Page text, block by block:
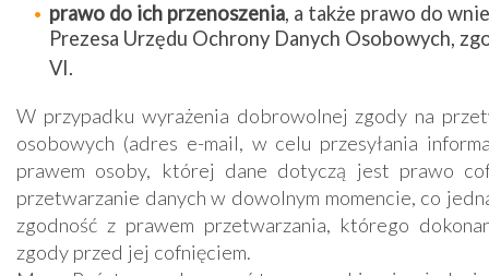
prawo do ich przenoszenia, a także prawo do
Prezesa Urzędu Ochrony Danych Osobowych,
VI.
W przypadku wyrażenia dobrowolnej zgody na
osobowych (adres e-mail, w celu przesyłania
prawem osoby, której dane dotyczą jest prawo
przetwarzanie danych w dowolnym momencie, co
zgodność z prawem przetwarzania, którego
zgody przed jej cofnięciem.